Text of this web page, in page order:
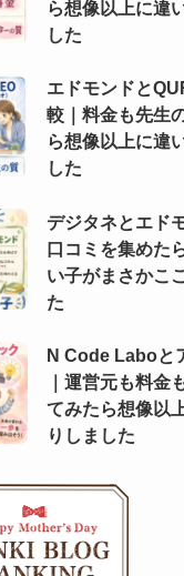
ら想像以上に違
した
エドモンドと
較｜料金も先生
ら想像以上に違
した
デジタネとエド
口コミを集めた
い子がまさかこ
た
N Code Laboと
｜運営元も料金
てみたら想像以
りしました